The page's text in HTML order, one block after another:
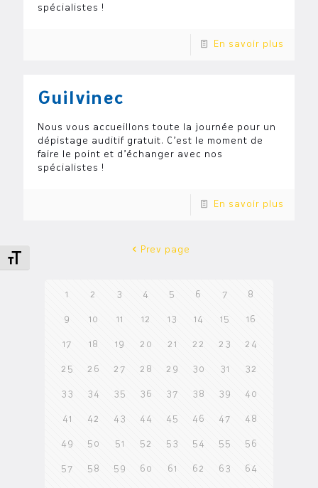
Changer la taille de la police
spécialistes !
En savoir plus
Guilvinec
Nous vous accueillons toute la journée pour un
dépistage auditif gratuit. C’est le moment de
faire le point et d’échanger avec nos
spécialistes !
En savoir plus
Prev page
1 2 3 4 5 6 7 8
9 10 11 12 13 14 15 16
17 18 19 20 21 22 23 24
25 26 27 28 29 30 31 32
33 34 35 36 37 38 39 40
41 42 43 44 45 46 47 48
49 50 51 52 53 54 55 56
57 58 59 60 61 62 63 64